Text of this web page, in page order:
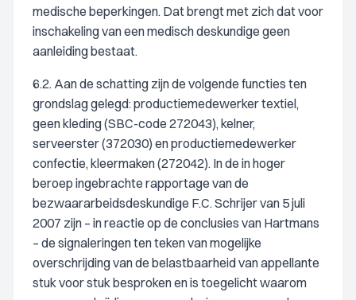
medische beperkingen. Dat brengt met zich dat voor
inschakeling van een medisch deskundige geen
aanleiding bestaat.
6.2. Aan de schatting zijn de volgende functies ten
grondslag gelegd: productiemedewerker textiel,
geen kleding (SBC-code 272043), kelner,
serveerster (372030) en productiemedewerker
confectie, kleermaken (272042). In de in hoger
beroep ingebrachte rapportage van de
bezwaararbeidsdeskundige F.C. Schrijer van 5 juli
2007 zijn – in reactie op de conclusies van Hartmans
– de signaleringen ten teken van mogelijke
overschrijding van de belastbaarheid van appellante
stuk voor stuk besproken en is toegelicht waarom